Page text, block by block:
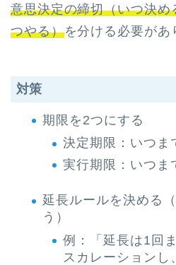
意思決定の締切（いつ決め
つやる）を分ける必要があ
対策
期限を2つにする
決定期限：いつま
実行期限：いつま
延長ルールを決める
う）
例：「延長は1回
スカレーションし